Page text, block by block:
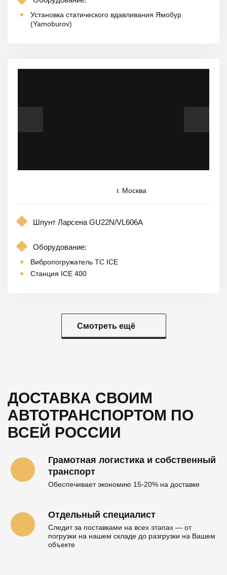
Установка статического вдавливания Ямобур
(Yamoburov)
г. Москва
Шпунт Ларсена GU22N/VL606A
Оборудование:
Вибропогружатель TC ICE
Станция ICE 400
Смотреть ещё
ДОСТАВКА СВОИМ
АВТОТРАНСПОРТОМ ПО
ВСЕЙ РОССИИ
Грамотная логистика и собственный
транспорт
Обеспечивает экономию 15-20% на доставке
Отдельный специалист
Следит за поставками на всех этапах — от
погрузки на нашем складе до разгрузки на Вашем
объекте